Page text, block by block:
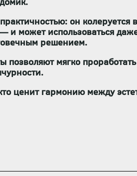
он колеруется
может использоваться
решением.
мягко
ценит гармонию между